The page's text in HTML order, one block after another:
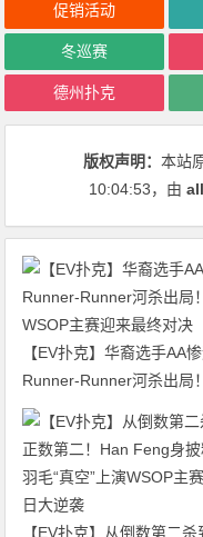
促销活动
冬巡赛
德州扑克
版权声明：本站
10:04:53，由
【EV扑克】华裔选手AA
Runner-Runner河杀出局！
WSOP主赛迎来最终对决
【EV扑克】从倒数第二杀